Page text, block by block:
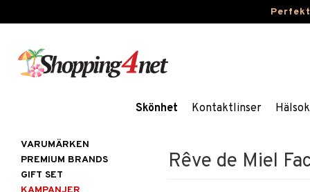
Skönhet Kontaktlinser
Rêve de Miel
VARUMÄRKEN
PREMIUM BRANDS
GIFT SET